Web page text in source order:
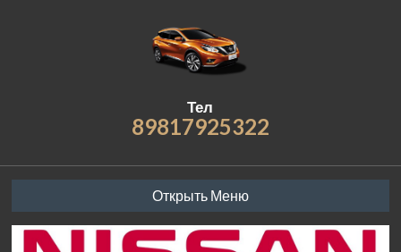
Тел
89817925322
Открыть Меню